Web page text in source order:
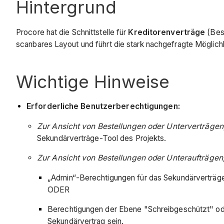
Hintergrund
Procore hat die Schnittstelle für Kreditorenverträge
scanbares Layout und führt die stark nachgefragte
Wichtige Hinweise
Erforderliche Benutzerberechtigungen:
Zur Ansicht von Bestellungen oder
Sekundärverträge-Tool des Projekts.
Zur Ansicht von Bestellungen oder
„Admin“-Berechtigungen für das
ODER
Berechtigungen der Ebene "Schreibgeschützt"
Sekundärvertrag sein.